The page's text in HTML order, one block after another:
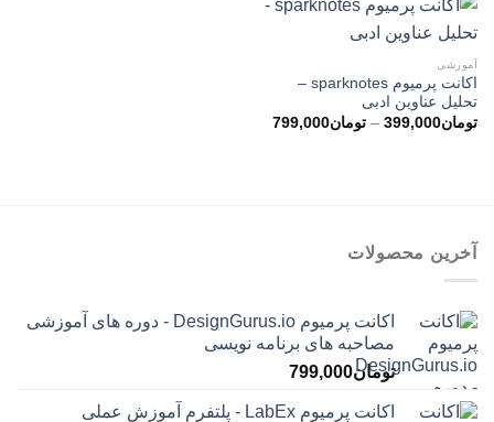
آموزشی
اکانت پرمیوم sparknotes –
تحلیل عناوین ادبی
تومان399,000
– تومان799,000محدوده
آخرین محصولات
اکانت پرمیوم DesignGurus.io - دوره ‌های آموزشی
مصاحبه ‌های برنامه نویسی
تومان799,000
اکانت پرمیوم LabEx - پلتفرم آموزش عملی